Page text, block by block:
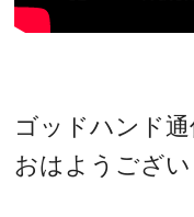
ゴッドハンド通
おはようござい